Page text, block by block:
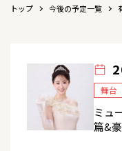
トップ 今後の予定一覧
舞台
ミュ
篇&